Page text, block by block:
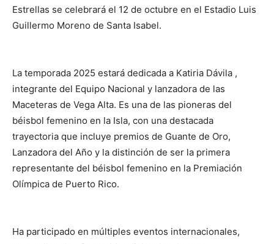
Estrellas se celebrará el 12 de octubre en el Estadio Luis
Guillermo Moreno de Santa Isabel.
La temporada 2025 estará dedicada a Katiria Dávila ,
integrante del Equipo Nacional y lanzadora de las
Maceteras de Vega Alta. Es una de las pioneras del
béisbol femenino en la Isla, con una destacada
trayectoria que incluye premios de Guante de Oro,
Lanzadora del Año y la distinción de ser la primera
representante del béisbol femenino en la Premiación
Olímpica de Puerto Rico.
Ha participado en múltiples eventos internacionales,